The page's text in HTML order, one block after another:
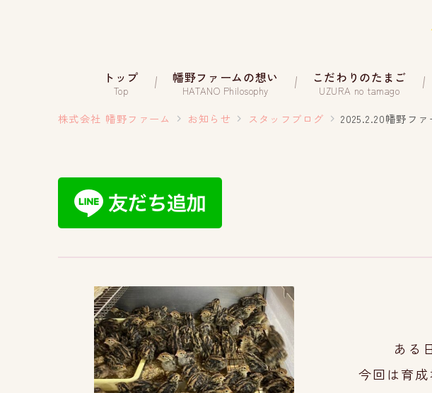
トップ
Top
幡野ファームの想い
HATANO Philosophy
こだわりのたまご
UZURA no tamago
株式会社 幡野ファーム お知らせ スタッフブログ 2025.2.20幡野フ
ある
今回は育